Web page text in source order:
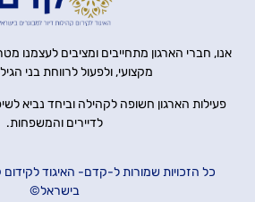
אנו, חברי הארגון מתחייבים ומציבים לעצמנו
מקצועי, ולפעול לרווחת בני
פעילות הארגון חשופה לקהילה וביחד נביא
לדיירים והמשפחות.
כל הזכויות שמורות ל-קדם- האיגוד לקידום
בישראל©